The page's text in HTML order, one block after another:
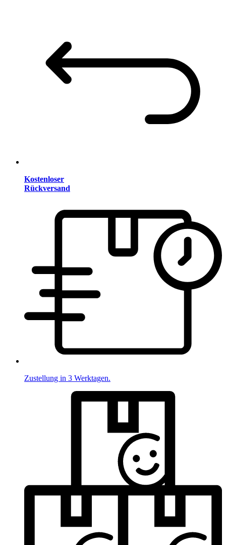
Kostenloser
Rückversand
Zustellung in 3 Werktagen.